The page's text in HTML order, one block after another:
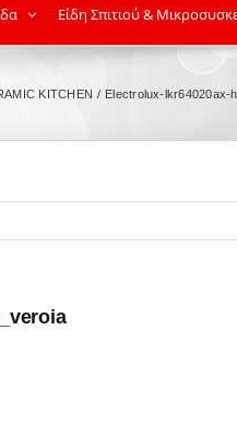
Είδη Σπιτιού &
KITCHEN Electrolux-lkr64020ax-